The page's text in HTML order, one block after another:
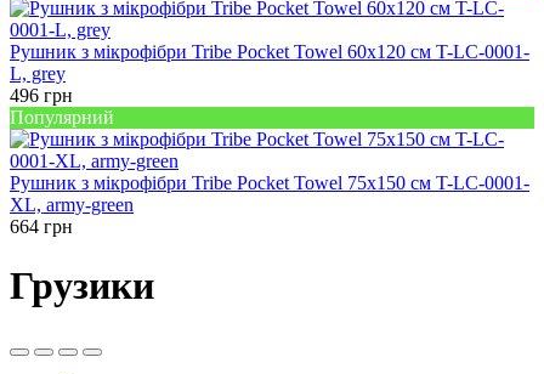
Рушник з мікрофібри Tribe Pocket Towel 60х120 см T-LC-0001-
L, grey
496 грн
Популярний
Рушник з мікрофібри Tribe Pocket Towel 75х150 см T-LC-0001-
XL, army-green
664 грн
Грузики